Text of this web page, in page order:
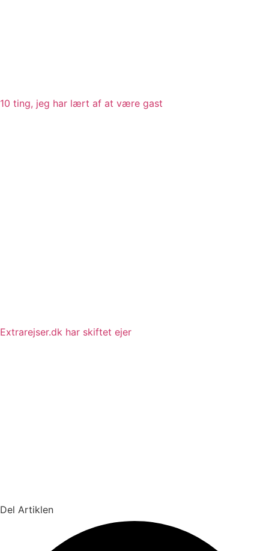
10 ting, jeg har lært af at være gast
Extrarejser.dk har skiftet ejer
Del Artiklen